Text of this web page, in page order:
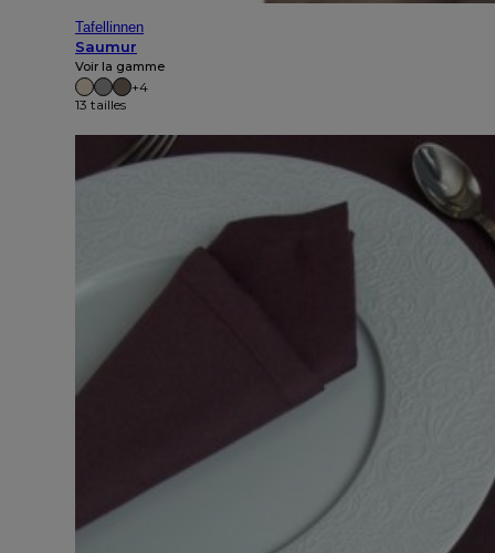
Tafellinnen
Saumur
Voir la gamme
+4
13 tailles